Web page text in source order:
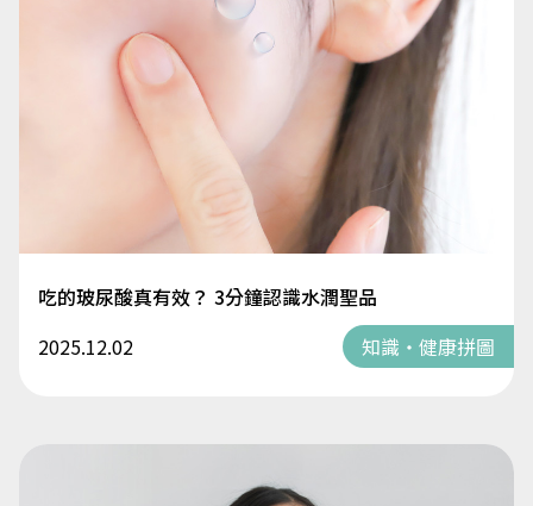
吃的玻尿酸真有效？ 3分鐘認識水潤聖品
2025.12.02
知識・健康拼圖